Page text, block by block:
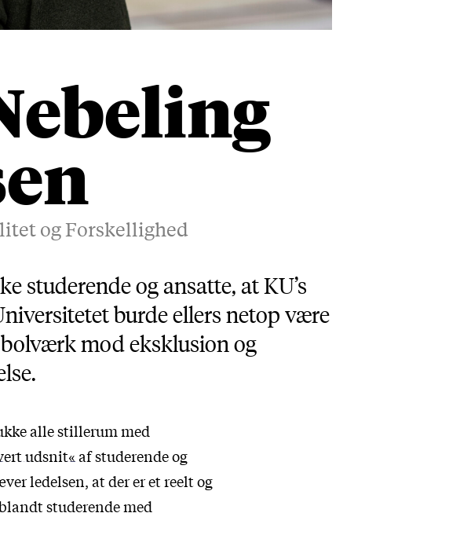
og Forskellighed
studerende og ansatte, at KU’s
burde ellers netop være
mod eksklusion og
alle stillerum med
udsnit«af studerende og
ledelsen, at der er et reelt og
studerende med